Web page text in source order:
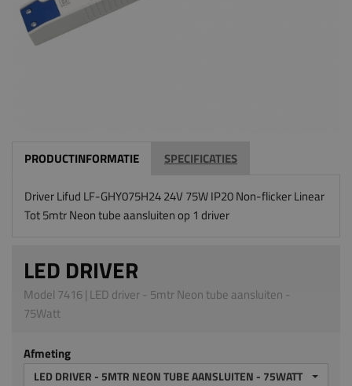
PRODUCTINFORMATIE SPECIFICATIES
Driver Lifud LF-GHY075H24 24V 75W IP20 Non-flicker Linear
Tot 5mtr Neon tube aansluiten op 1 driver
LED DRIVER
Model 7416 | LED driver - 5mtr Neon tube aansluiten -
75Watt
Afmeting
LED DRIVER - 5MTR NEON TUBE AANSLUITEN - 75WATT